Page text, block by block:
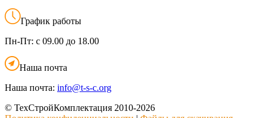
График работы
Пн-Пт: с 09.00 до 18.00
Наша почта
Наша почта: info@t-s-c.org
© ТехСтройКомплектация 2010-2026